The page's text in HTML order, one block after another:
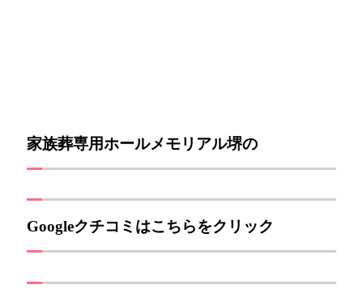
家族葬専用ホールメモリアル堺の
Googleクチコミはこちらをクリック